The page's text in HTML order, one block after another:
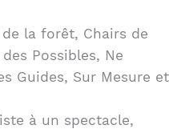
la forêt, Chairs de
Possibles, Ne
Guides, Sur Mesure et
à un spectacle,